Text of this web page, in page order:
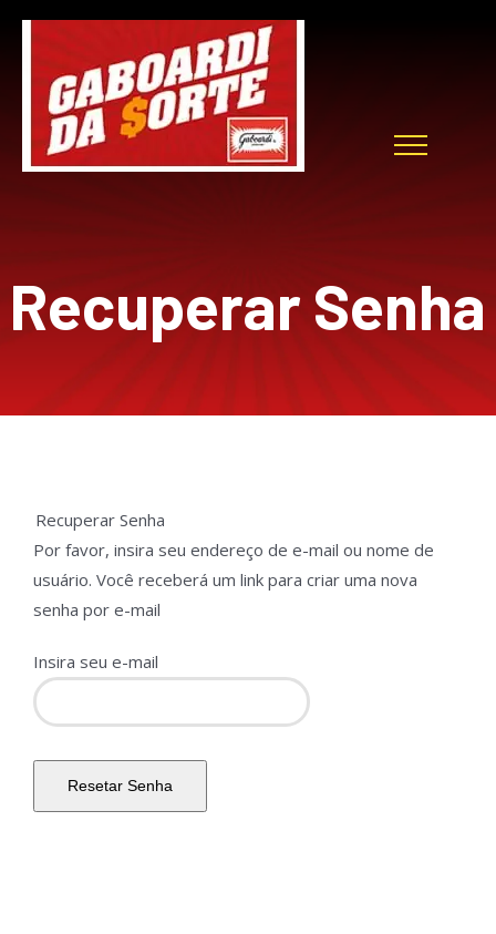
conteúdo
Recuperar Senha
Recuperar Senha
Por favor, insira seu endereço de e-mail ou nome de
usuário. Você receberá um link para criar uma nova
senha por e-mail
Insira seu e-mail
Resetar Senha